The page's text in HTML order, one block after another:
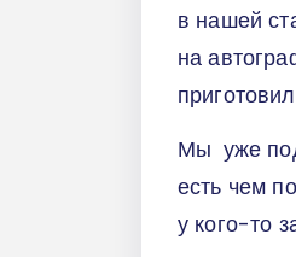
в нашей
на
Мы уже
есть чем
у кого-то